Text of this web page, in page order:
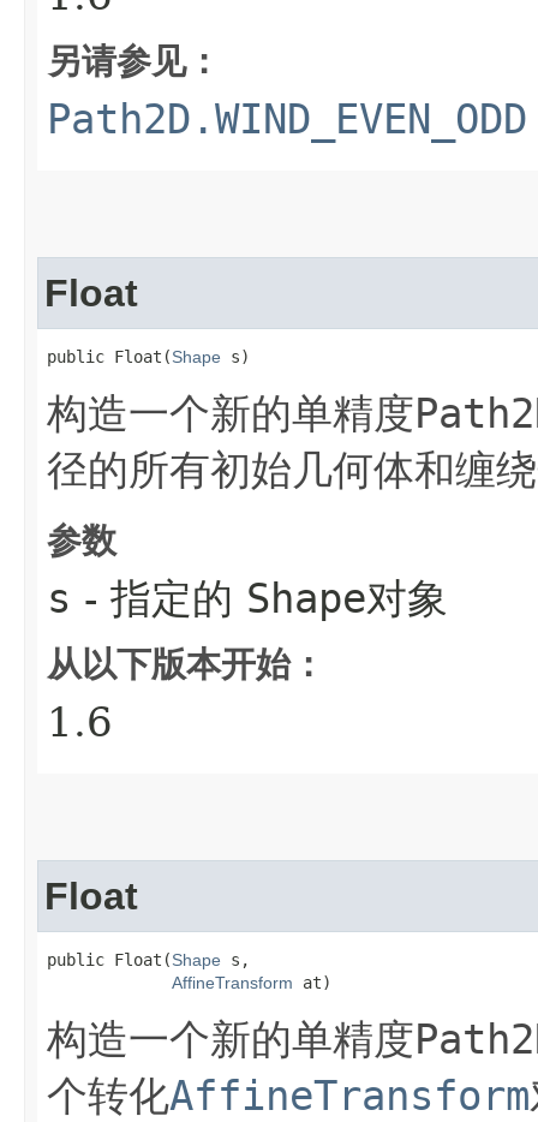
另请参见：
Path2D.WIND_EVEN_ODD
Float
public Float​(Shape s)
构造一个新的单精度
径的所有初始几何体和缠
参数
s - 指定的 Shape对象
从以下版本开始：
1.6
Float
public Float​(Shape s,
AffineTransform at)
构造一个新的单精度
个转化AffineTransform